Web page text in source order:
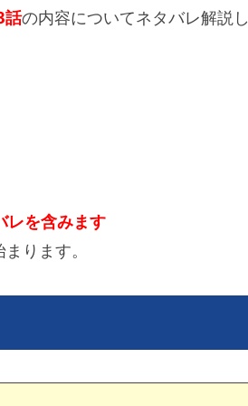
話の内容についてネタバレ解説し
レを含みます
ります。